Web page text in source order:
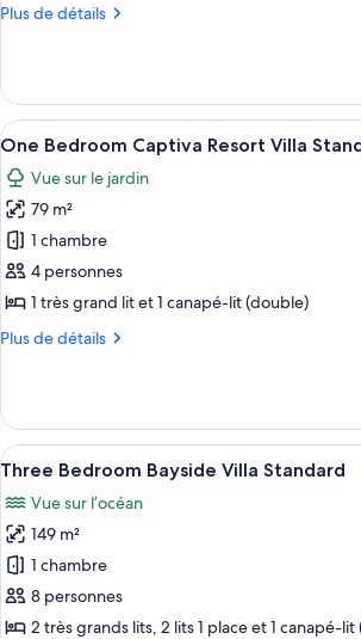
chambre :
Beach
Villa
Standard
Plus de détails
Plus
le
type
de
chambre
One
Bedroom
Beach
Villa
Standard
Afficher
toutes
les
photos
pour
ce
type
chambre :
Captiva
Resort
Standard
Une
5
One Bedroom Captiva Resort Villa
Vue sur le jardin
79 m²
1 chambre
4 personnes
1 très grand lit et 1 canapé-lit (double)
Plus de détails
Plus
le
type
de
One
Bedroom
Captiva
Resort
Villa
Standard
Afficher
toutes
les
photos
pour
ce
type
Une
8
Three Bedroom Bayside Villa Standard
Vue sur l’océan
149 m²
1 chambre
8 personnes
2 très grands lits, 2 lits 1 place et 1 canapé-